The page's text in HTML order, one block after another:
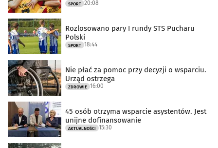
SPORT 20:08
Rozlosowano pary I rundy STS Pucharu
Polski
SPORT 18:44
Nie płać za pomoc przy decyzji o wsparciu.
Urząd ostrzega
ZDROWIE 16:00
45 osób otrzyma wsparcie asystentów. Jest
unijne dofinansowanie
AKTUALNOŚCI 15:30